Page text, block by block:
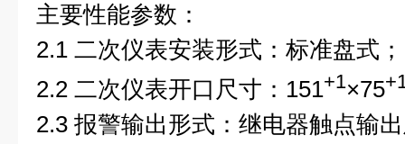
主要性能参数：
2.1 二次仪表安装形式：标准盘式；
2.2 二次仪表开口尺寸： 151+1×75
2.3 报警输出形式：继电器触点输